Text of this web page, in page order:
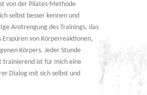
von der Pilates-Methode
selbst besser kennen und
Anstrengung des Trainings, das
Erspüren von Körperreaktionen,
Körpers. Jeder Stunde
trainierend ist für mich eine
Dialog mit sich selbst und